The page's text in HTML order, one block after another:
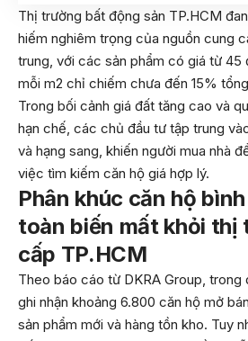
Thị trường bất động sản TP.HCM
hiếm nghiêm trọng của nguồn cung
trung, với các sản phẩm có giá từ 45
mỗi m2 chỉ chiếm chưa đến 15%
Trong bối cảnh giá đất tăng cao và
hạn chế, các chủ đầu tư tập trung
và hạng sang, khiến người mua nhà
việc tìm kiếm căn hộ giá hợp lý.
Phân khúc căn hộ
toàn biến mất khỏi thị
cấp TP.HCM
Theo báo cáo từ DKRA Group, trong
ghi nhận khoảng 6.800 căn hộ mở
sản phẩm mới và hàng tồn kho. Tuy